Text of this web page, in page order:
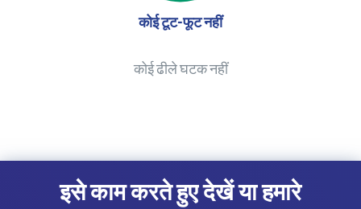
कोई टूट-फूट नहीं
कोई ढीले घटक नहीं
इसे काम करते हुए देखें या हमारे